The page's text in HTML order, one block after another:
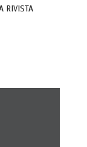
RIVISTA